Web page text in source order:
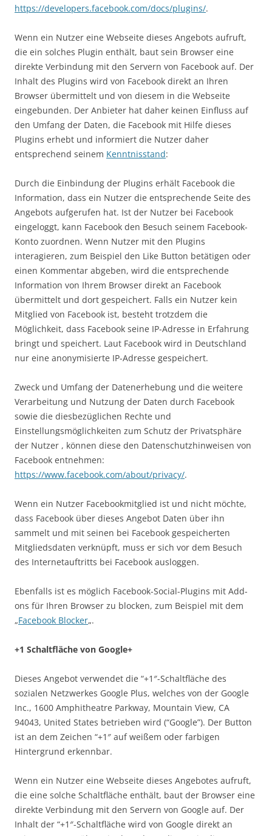
https://developers.facebook.com/docs/plugins/.
Wenn ein Nutzer eine Webseite dieses Angebots aufruft,
die ein solches Plugin enthält, baut sein Browser eine
direkte Verbindung mit den Servern von Facebook auf. Der
Inhalt des Plugins wird von Facebook direkt an Ihren
Browser übermittelt und von diesem in die Webseite
eingebunden. Der Anbieter hat daher keinen Einfluss auf
den Umfang der Daten, die Facebook mit Hilfe dieses
Plugins erhebt und informiert die Nutzer daher
entsprechend seinem Kenntnisstand:
Durch die Einbindung der Plugins erhält Facebook die
Information, dass ein Nutzer die entsprechende Seite des
Angebots aufgerufen hat. Ist der Nutzer bei Facebook
eingeloggt, kann Facebook den Besuch seinem Facebook-
Konto zuordnen. Wenn Nutzer mit den Plugins
interagieren, zum Beispiel den Like Button betätigen oder
einen Kommentar abgeben, wird die entsprechende
Information von Ihrem Browser direkt an Facebook
übermittelt und dort gespeichert. Falls ein Nutzer kein
Mitglied von Facebook ist, besteht trotzdem die
Möglichkeit, dass Facebook seine IP-Adresse in Erfahrung
bringt und speichert. Laut Facebook wird in Deutschland
nur eine anonymisierte IP-Adresse gespeichert.
Zweck und Umfang der Datenerhebung und die weitere
Verarbeitung und Nutzung der Daten durch Facebook
sowie die diesbezüglichen Rechte und
Einstellungsmöglichkeiten zum Schutz der Privatsphäre
der Nutzer , können diese den Datenschutzhinweisen von
Facebook entnehmen:
https://www.facebook.com/about/privacy/.
Wenn ein Nutzer Facebookmitglied ist und nicht möchte,
dass Facebook über dieses Angebot Daten über ihn
sammelt und mit seinen bei Facebook gespeicherten
Mitgliedsdaten verknüpft, muss er sich vor dem Besuch
des Internetauftritts bei Facebook ausloggen.
Ebenfalls ist es möglich Facebook-Social-Plugins mit Add-
ons für Ihren Browser zu blocken, zum Beispiel mit dem
„Facebook Blocker„.
+1 Schaltfläche von Google+
Dieses Angebot verwendet die “+1″-Schaltfläche des
sozialen Netzwerkes Google Plus, welches von der Google
Inc., 1600 Amphitheatre Parkway, Mountain View, CA
94043, United States betrieben wird (“Google”). Der Button
ist an dem Zeichen “+1″ auf weißem oder farbigen
Hintergrund erkennbar.
Wenn ein Nutzer eine Webseite dieses Angebotes aufruft,
die eine solche Schaltfläche enthält, baut der Browser eine
direkte Verbindung mit den Servern von Google auf. Der
Inhalt der “+1″-Schaltfläche wird von Google direkt an